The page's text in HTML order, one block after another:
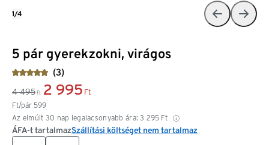
5 pár gyerekzokni, virágos
(3)
4 495 Ft 2 995 Ft
Ft/pár 599
Az elmúlt 30 nap legalacsonyabb ára: 3 295 Ft
ÁFA-t tartalmazSzállítási költséget nem tartalmaz
1/4